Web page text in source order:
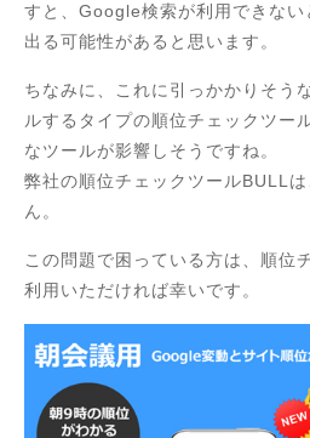
すと、Google検索が利用できな
出る可能性があると思います。
ちなみに、これに引っかかりそう
ルするタイプの順位チェックツー
なツールが影響しそうですね。
弊社の順位チェックツールBULL
ん。
この問題で困っている方は、順位
利用いただければ幸いです。